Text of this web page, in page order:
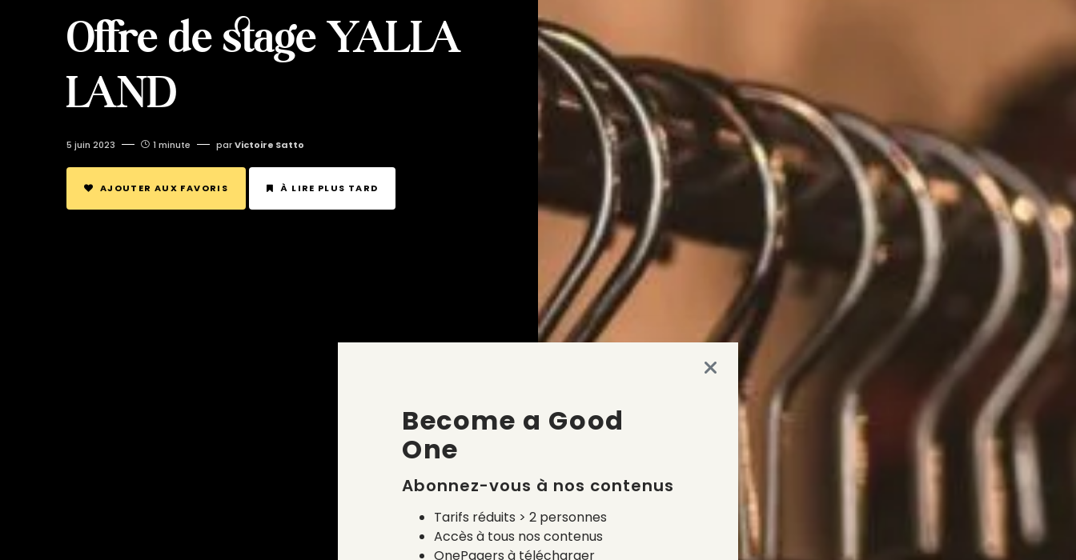
Offre de stage YALLA
LAND
5 juin 2023 1 minute par Victoire Satto
AJOUTER AUX FAVORIS À LIRE PLUS TARD
Become a Good
One
Abonnez-vous à nos contenus
Tarifs réduits > 2 personnes
Accès à tous nos contenus
OnePagers à télécharger